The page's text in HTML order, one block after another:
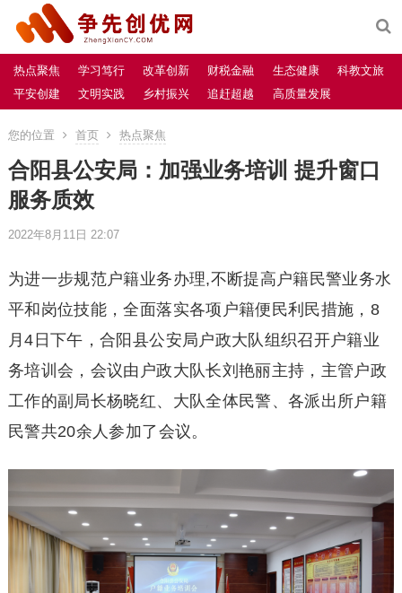
热点聚焦 学习笃行 改革创新 财税金融 生态健康
科教文旅
平安创建
文明实践 乡村振兴 追赶超越 高质量发展
您的位置 首页 热点聚焦
合阳县公安局：加强业务培训 提升窗口
服务质效
2022年8月11日 22:07
为进一步规范户籍业务办理,不断提高户籍民警业务水
平和岗位技能，全面落实各项户籍便民利民措施，8
月4日下午，合阳县公安局户政大队组织召开户籍业
务培训会，会议由户政大队长刘艳丽主持，主管户政
工作的副局长杨晓红、大队全体民警、各派出所户籍
民警共20余人参加了会议。